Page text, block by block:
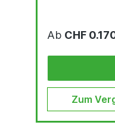
Ab CHF
Zum